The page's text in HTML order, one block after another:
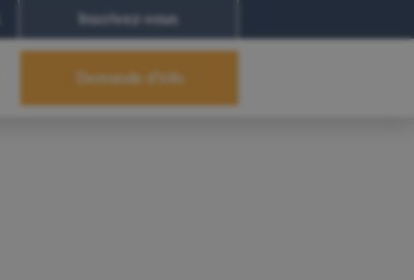
Inscrivez-vous
Demande d'info